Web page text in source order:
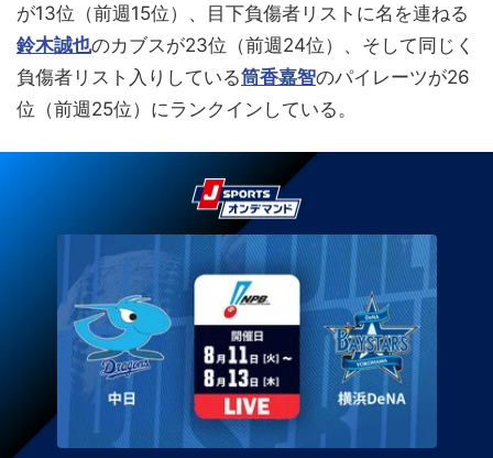
が13位（前週15位）、目下負傷者リストに名を連ねる
鈴木誠也のカブスが23位（前週24位）、そして同じく
負傷者リスト入りしている筒香嘉智のパイレーツが26
位（前週25位）にランクインしている。